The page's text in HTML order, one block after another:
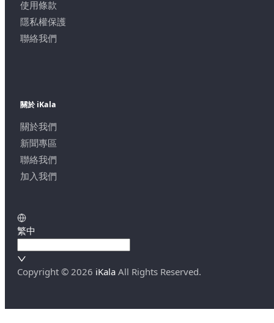
使用條款
隱私權保護
聯絡我們
關於 iKala
關於我們
新聞專區
聯絡我們
加入我們
繁中
Copyright © 2026 iKala All Rights Reserved.